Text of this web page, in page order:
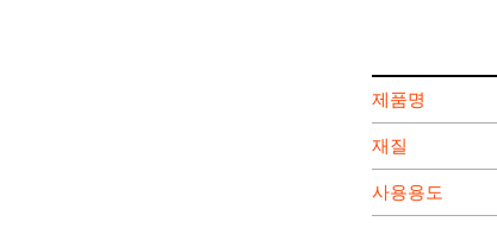
제품명
재질
사용용도